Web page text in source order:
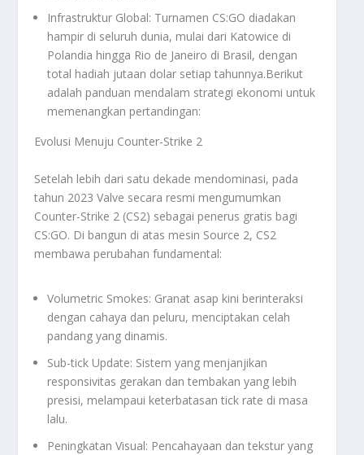
Infrastruktur Global: Turnamen CS:GO diadakan
hampir di seluruh dunia, mulai dari Katowice di
Polandia hingga Rio de Janeiro di Brasil, dengan
total hadiah jutaan dolar setiap tahunnya.Berikut
adalah panduan mendalam strategi ekonomi untuk
memenangkan pertandingan:
Evolusi Menuju Counter-Strike 2
Setelah lebih dari satu dekade mendominasi, pada
tahun 2023 Valve secara resmi mengumumkan
Counter-Strike 2 (CS2) sebagai penerus gratis bagi
CS:GO. Di bangun di atas mesin Source 2, CS2
membawa perubahan fundamental:
Volumetric Smokes: Granat asap kini berinteraksi
dengan cahaya dan peluru, menciptakan celah
pandang yang dinamis.
Sub-tick Update: Sistem yang menjanjikan
responsivitas gerakan dan tembakan yang lebih
presisi, melampaui keterbatasantick rate di masa
lalu.
Peningkatan Visual: Pencahayaan dan tekstur yang